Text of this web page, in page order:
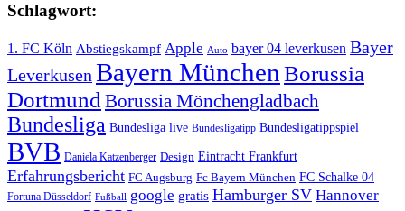
Schlagwort:
1. FC Köln Abstiegskampf Apple Auto bayer 04 leverkusen Bayer
Leverkusen Bayern München Borussia
Dortmund Borussia Mönchengladbach
Bundesliga Bundesliga live Bundesligatipp Bundesligatippspiel
BVB Daniela Katzenberger Design Eintracht Frankfurt
Erfahrungsbericht FC Augsburg Fc Bayern München FC Schalke 04
Fortuna Düsseldorf Fußball google gratis Hamburger SV Hannover